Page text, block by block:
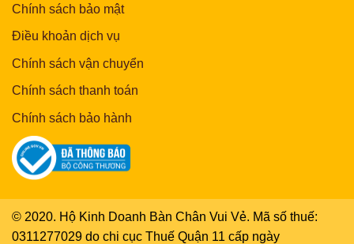
Chính sách bảo mật
Điều khoản dịch vụ
Chính sách vận chuyển
Chính sách thanh toán
Chính sách bảo hành
© 2020. Hộ Kinh Doanh Bàn Chân Vui Vẻ. Mã số thuế:
0311277029 do chi cục Thuế Quận 11 cấp ngày